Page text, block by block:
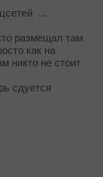
...
размещал там
как на
никто не стоит
сдуется